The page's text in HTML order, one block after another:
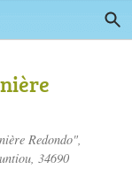
Redondo",
, 34690